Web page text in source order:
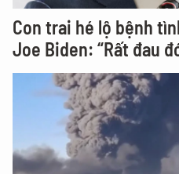
Con trai hé lộ bệnh
Joe Biden: “Rất đau